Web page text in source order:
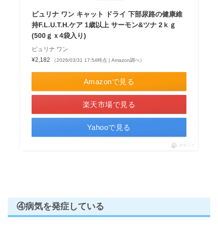
ピュリナ ワン キャット ドライ 下部尿路の健康維
持F.L.U.T.H.ケア 1歳以上 サーモン&ツナ 2ｋｇ
(500ｇｘ4袋入り)
ピュリナ ワン
¥2,182
（2026/03/31 17:54時点 | Amazon調べ）
Amazonで見る
楽天市場で見る
Yahooで見る
ポチップ
④病気を発症している